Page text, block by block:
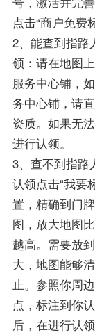
点击“商户免费
2、能查到指路
领：请在地图
服务中心铺，
务中心铺，请
资质。如果无
进行认领。
3、查不到指路
认领点击“我要
置，精确到门
图，放大地图
越高。需要放
大，地图能够
止。参照你周
点，标注到你
后，在进行认领